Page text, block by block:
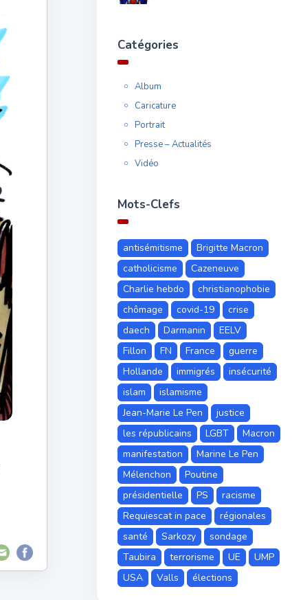
Catégories
Album
Caricature
Portrait
Presse – Actualités
Vidéo
Mots-Clefs
antisémitisme
Brigitte Macron
catholicisme
Cazeneuve
Charlie hebdo
christianophobie
chômage
covid-19
crise
daech
Darmanin
EELV
Fillon
FN France
guerre
Hollande
immigrés
insécurité
islam
islamisme
Jean-Marie Le Pen
justice
les républicains
LGBT
Macron
manifestation
Marine Le Pen
Mélenchon
Poutine
présidentielle
PS
racisme
Requiescat in pace
régionales
santé
Sarkozy
sondage
Taubira
terrorisme UE
UMP
USA
Valls élections